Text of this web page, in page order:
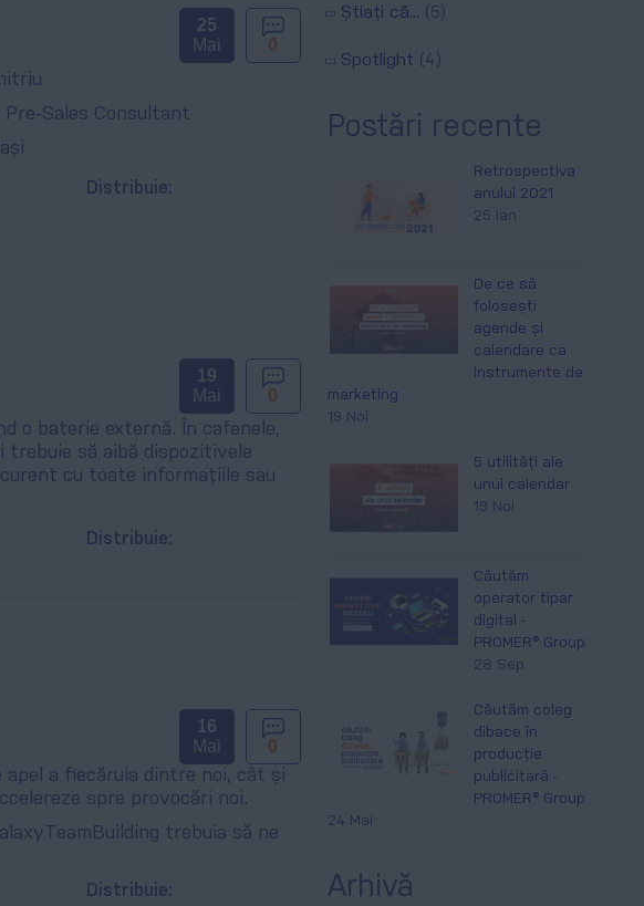
25
Mai
0
Sales Consultant
Distribuie:
19
Mai
0
o baterie externă. În cafenele,
trebuie să aibă dispozitivele
cu toate informațiile sau
Distribuie:
16
Mai
0
apel a fiecăruia dintre noi, cât și
spre provocări noi.
trebuia să ne
Distribuie:
Știați că... (5)
Spotlight (4)
Postări recente
Retrospectiva
anului 2021
25 Ian
De ce să
folosești
agende și
calendare ca
instrumente de
marketing
19 Noi
5 utilități ale
unui calendar
19 Noi
Căutăm
operator tipar
digital -
PROMER® Group
28 Sep
Căutăm coleg
dibace în
producție
publicitară -
PROMER® Group
24 Mai
Arhivă